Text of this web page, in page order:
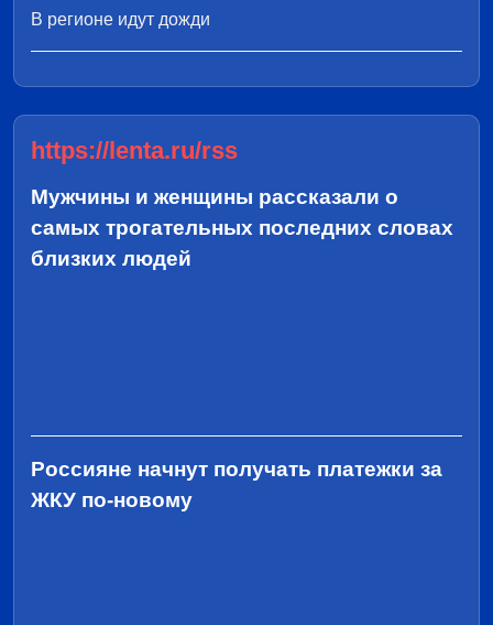
В регионе идут дожди
https://lenta.ru/rss
Мужчины и женщины рассказали о
самых трогательных последних словах
близких людей
Россияне начнут получать платежки за
ЖКУ по-новому